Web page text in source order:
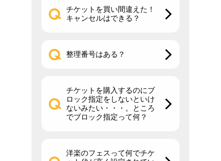
チケットを買い間違えた！
キャンセルはできる？
整理番号はある？
チケットを購入するのにブ
ロック指定をしないといけ
ないみたい・・・。ところ
でブロック指定って何？
洋楽のフェスって何でチケ